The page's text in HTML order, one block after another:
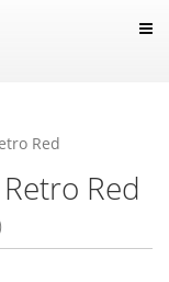
Red
Red